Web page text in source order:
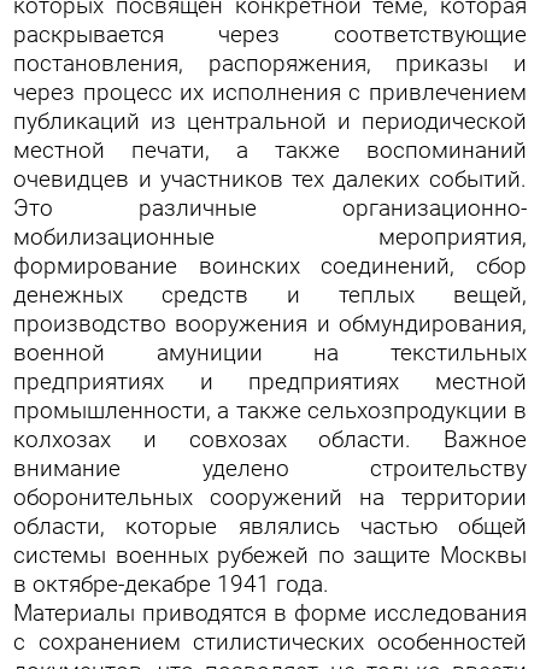
которых посвящен конкретной теме, которая
раскрывается через соответствующие
постановления, распоряжения, приказы и
через процесс их исполнения с привлечением
публикаций из центральной и периодической
местной печати, а также воспоминаний
очевидцев и участников тех далеких событий.
Это различные организационно-
мобилизационные мероприятия,
формирование воинских соединений, сбор
денежных средств и теплых вещей,
производство вооружения и обмундирования,
военной амуниции на текстильных
предприятиях и предприятиях местной
промышленности, а также сельхозпродукции в
колхозах и совхозах области. Важное
внимание уделено строительству
оборонительных сооружений на территории
области, которые являлись частью общей
системы военных рубежей по защите Москвы
в октябре-декабре 1941 года.
Материалы приводятся в форме исследования
с сохранением стилистических особенностей